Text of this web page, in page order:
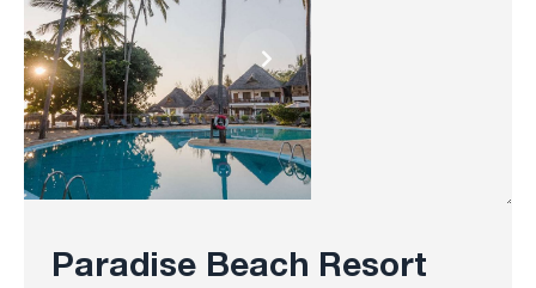
Paradise Beach Resort